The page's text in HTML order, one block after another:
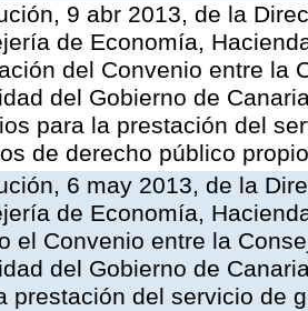
9 abr 2013, de la
de Economía,
del Convenio entre la
del Gobierno de
para la prestación del
de derecho público
6 may 2013, de la
de Economía,
el Convenio entre la
del Gobierno de
prestación del servicio de